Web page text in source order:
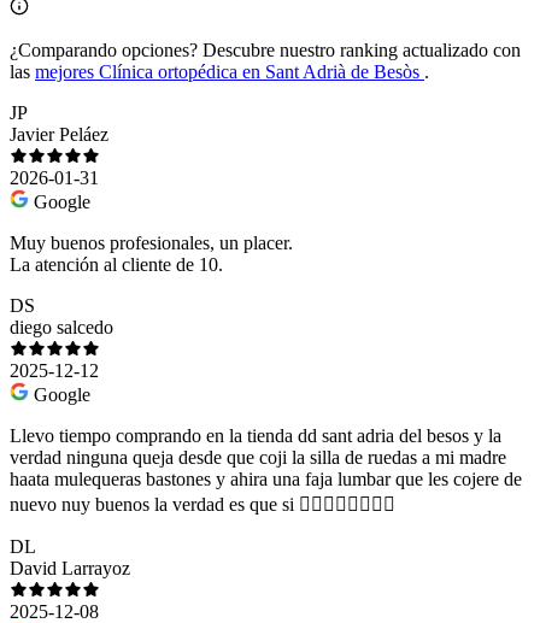
¿Comparando opciones? Descubre nuestro ranking actualizado con
las mejores Clínica ortopédica en Sant Adrià de Besòs .
JP
Javier Peláez
2026-01-31
Google
Muy buenos profesionales, un placer.
La atención al cliente de 10.
DS
diego salcedo
2025-12-12
Google
Llevo tiempo comprando en la tienda dd sant adria del besos y la
verdad ninguna queja desde que coji la silla de ruedas a mi madre
haata mulequeras bastones y ahira una faja lumbar que les cojere de
nuevo nuy buenos la verdad es que si 👍🏻👍🏻👍🏻👍🏻
DL
David Larrayoz
2025-12-08